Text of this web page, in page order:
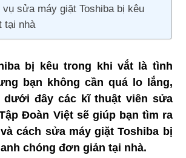
vụ sửa máy giặt Toshiba bị kêu
tại nhà
bị kêu trong khi vắt là tình
bạn không cần quá lo lắng,
dưới đây các kĩ thuật viên sửa
Đoàn Việt sẽ giúp bạn tìm ra
cách sửa máy giặt Toshiba bị
chóng đơn giản tại nhà.